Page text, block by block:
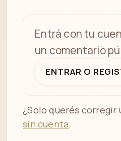
Entrá con tu
un comentario
ENTRAR O
¿Solo querés corregir
sin cuenta.